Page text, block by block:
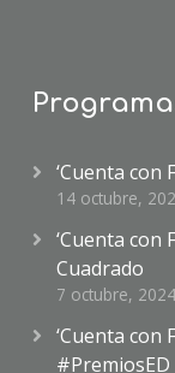
‘Cuenta con
14 octubre,
‘Cuenta con
Cuadrado
7 octubre, 2024
‘Cuenta con
#PremiosED